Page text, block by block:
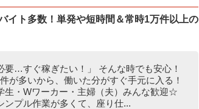
イト多数！単発や短時間＆常時1万件以上の
要…すぐ稼ぎたい！」 そんな時でも安心！
が多いから、働いた分がすぐ手元に入る！
生・Wワーカー・主婦（夫）みんな歓迎☆
ンプル作業が多くて、座り仕...